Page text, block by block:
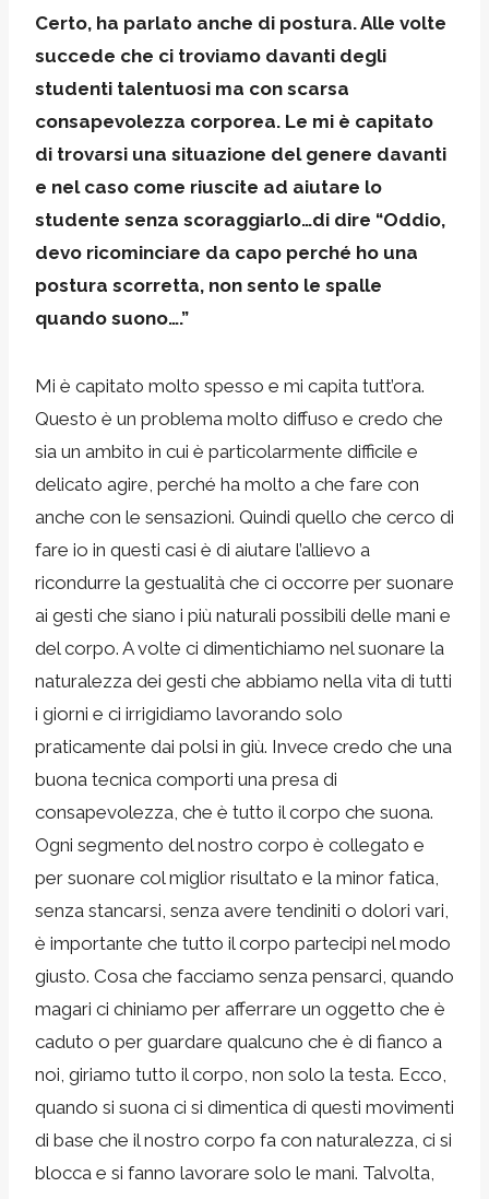
Certo, ha parlato anche di postura. Alle volte
succede che ci troviamo davanti degli
studenti talentuosi ma con scarsa
consapevolezza corporea. Le mi è capitato
di trovarsi una situazione del genere davanti
e nel caso come riuscite ad aiutare lo
studente senza scoraggiarlo…di dire “Oddio,
devo ricominciare da capo perché ho una
postura scorretta, non sento le spalle
quando suono….”
Mi è capitato molto spesso e mi capita tutt’ora.
Questo è un problema molto diffuso e credo che
sia un ambito in cui è particolarmente difficile e
delicato agire, perché ha molto a che fare con
anche con le sensazioni. Quindi quello che cerco di
fare io in questi casi è di aiutare l’allievo a
ricondurre la gestualità che ci occorre per suonare
ai gesti che siano i più naturali possibili delle mani e
del corpo. A volte ci dimentichiamo nel suonare la
naturalezza dei gesti che abbiamo nella vita di tutti
i giorni e ci irrigidiamo lavorando solo
praticamente dai polsi in giù. Invece credo che una
buona tecnica comporti una presa di
consapevolezza, che è tutto il corpo che suona.
Ogni segmento del nostro corpo è collegato e
per suonare col miglior risultato e la minor fatica,
senza stancarsi, senza avere tendiniti o dolori vari,
è importante che tutto il corpo partecipi nel modo
giusto. Cosa che facciamo senza pensarci, quando
magari ci chiniamo per afferrare un oggetto che è
caduto o per guardare qualcuno che è di fianco a
noi, giriamo tutto il corpo, non solo la testa. Ecco,
quando si suona ci si dimentica di questi movimenti
di base che il nostro corpo fa con naturalezza, ci si
blocca e si fanno lavorare solo le mani. Talvolta,